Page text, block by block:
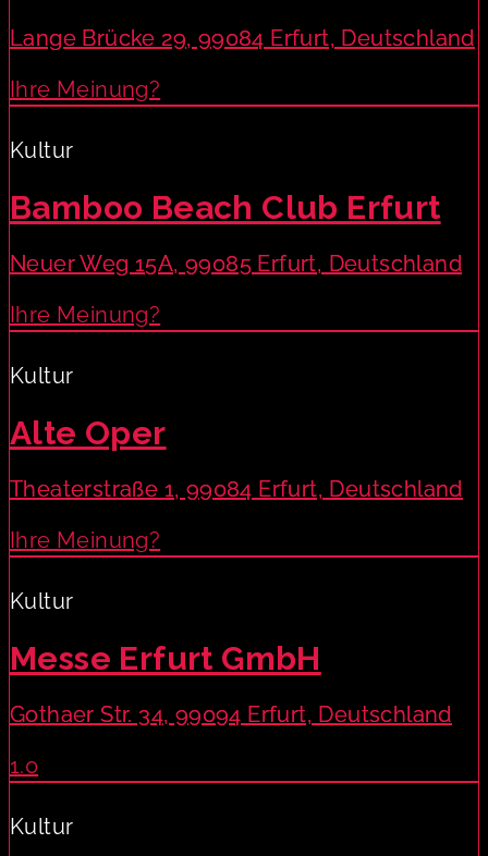
Lange Brücke 29, 99084 Erfurt, Deutschland
Ihre Meinung?
Kultur
Bamboo Beach Club Erfurt
Neuer Weg 15A, 99085 Erfurt, Deutschland
Ihre Meinung?
Kultur
Alte Oper
Theaterstraße 1, 99084 Erfurt, Deutschland
Ihre Meinung?
Kultur
Messe Erfurt GmbH
Gothaer Str. 34, 99094 Erfurt, Deutschland
1.0
Kultur